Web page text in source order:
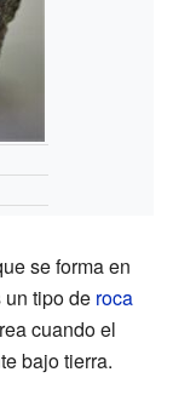
se forma en
tipo de roca
cuando el
bajo tierra.